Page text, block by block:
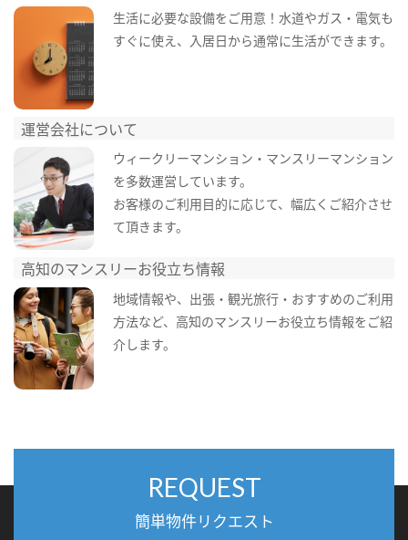
生活に必要な設備をご用意！水道やガス・電気も
すぐに使え、入居日から通常に生活ができます。
運営会社について
ウィークリーマンション・マンスリーマンション
を多数運営しています。
お客様のご利用目的に応じて、幅広くご紹介させ
て頂きます。
高知のマンスリーお役立ち情報
地域情報や、出張・観光旅行・おすすめのご利用
方法など、高知のマンスリーお役立ち情報をご紹
介します。
REQUEST
簡単物件リクエスト